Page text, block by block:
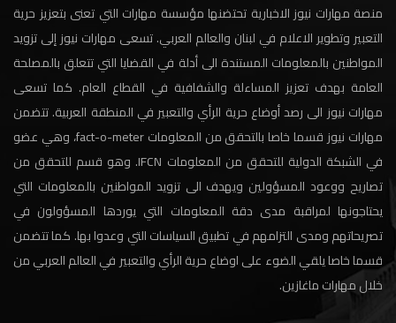
منصة مهارات نيوز الاخبارية تحتضنها مؤسسة مهارات التي تعنى بتعزيز حرية
التعبير وتطوير الاعلام في لبنان والعالم العربي. تسعى مهارات نيوز إلى تزويد
المواطنين بالمعلومات المستندة الى أدلة في القضايا التي تتعلق بالمصلحة
العامة بهدف تعزيز المساءلة والشفافية في القطاع العام. كما تسعى
مهارات نيوز الى رصد أوضاع حرية الرأي والتعبير في المنطقة العربية. تتضمن
مهارات نيوز قسما خاصا بالتحقق من المعلومات fact-o-meter، وهي عضو
في الشبكة الدولية للتحقق من المعلومات IFCN. وهو قسم للتحقق من
تصاريح ووعود المسؤولين ويهدف الى تزويد المواطنين بالمعلومات التي
يحتاجونها لمراقبة مدى دقة المعلومات التي يوردها المسؤولون في
تصريحاتهم ومدى التزامهم في تطبيق السياسات التي وعدوا بها. كما تتضمن
قسما خاصا يلقي الضوء على اوضاع حرية الرأي والتعبير في العالم العربي من
خلال مهارات ماغازين.